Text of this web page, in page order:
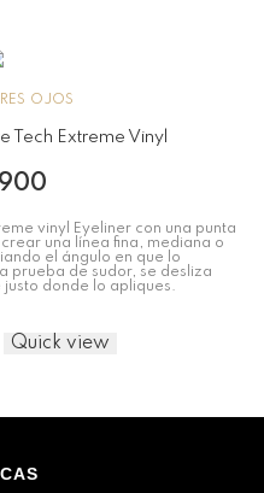
OJOS
Tech Extreme Vinyl
vinyl Eyeliner con una punta
una línea fina, mediana o
el ángulo en que lo
prueba de sudor, se desliza
donde lo apliques.
Quick view